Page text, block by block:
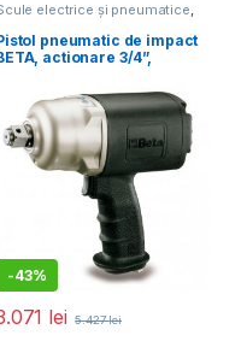
electrice și pneumatice,
Scule pneumatice speciale
pneumatic de impact
actionare 3/4”,
-43%
lei 5.427lei